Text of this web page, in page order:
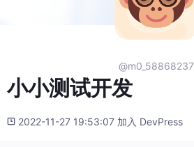
@m0_58868237
小小测试开发
2022-11-27 19:53:07 加入 DevPress